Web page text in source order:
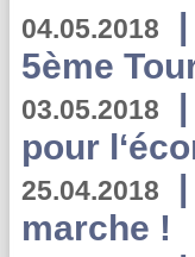
04.05.2018 |
5ème
03.05.2018 |
pour
25.04.2018 |
marche !